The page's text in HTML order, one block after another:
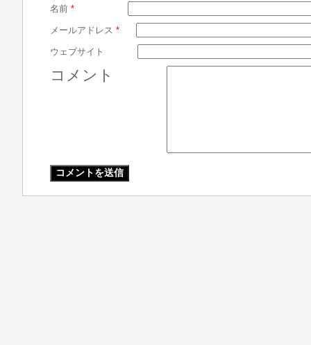
名前 *
メールアドレス *
ウェブサイト
コメント